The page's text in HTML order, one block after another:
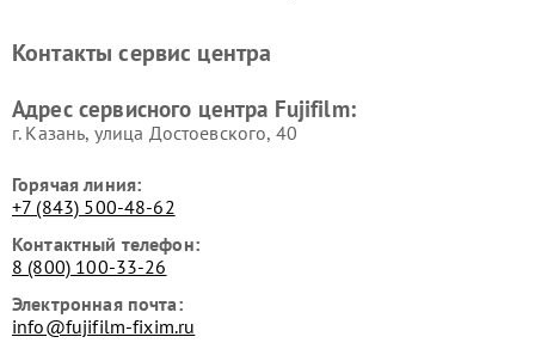
Контакты сервис центра
Адрес сервисного центра Fujifilm:
г. Казань, улица Достоевского, 40
Горячая линия:
+7 (843) 500-48-62
Контактный телефон:
8 (800) 100-33-26
Электронная почта:
info@fujifilm-fixim.ru